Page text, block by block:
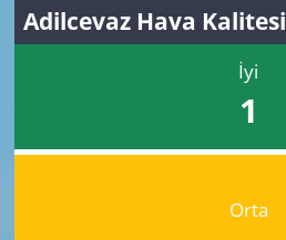
Adilcevaz Hava Kalitesi
İyi
1
Orta